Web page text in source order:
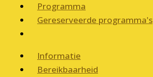
Programma
Gereserveerde programma's
Informatie
Bereikbaarheid